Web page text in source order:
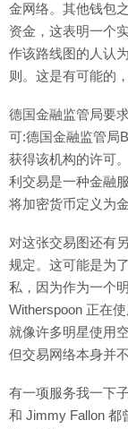
金网络。其他钱包
资金，这表明一个
作该路线图的人认
则。这是有可能的
德国金融监管局要
可:德国金融监管局
获得该机构的许可
利交易是一种金融
将加密货币定义为
对这张交易图还有
规定。这可能是为
私，因为作为一个
Witherspoon 正在
就像许多明星使用
但交易网络本身并
有一项服务我一下
和 Jimmy Fallon 都